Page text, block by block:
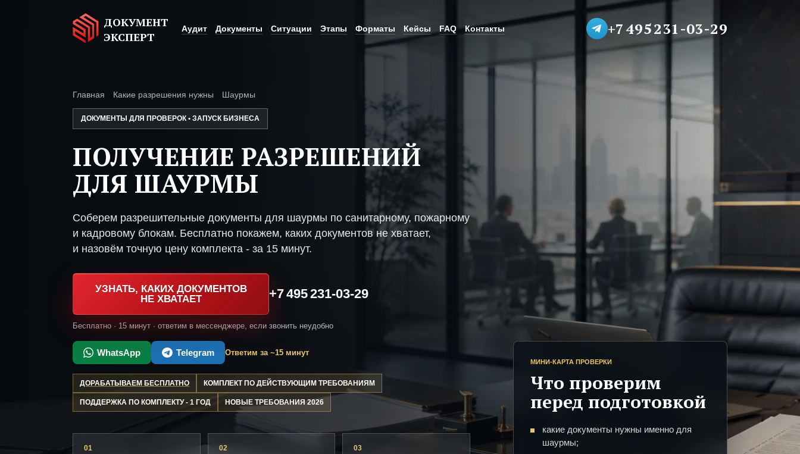
ДОКУМЕНТ
ЭКСПЕРТ
Аудит Документы Ситуации Этапы Форматы Кейсы FAQ Контакты +7 495 231-03-29
Главная Какие разрешения нужны Шаурмы
ДОКУМЕНТЫ ДЛЯ ПРОВЕРОК • ЗАПУСК БИЗНЕСА
ПОЛУЧЕНИЕ РАЗРЕШЕНИЙ
ДЛЯ ШАУРМЫ
Соберем разрешительные документы для шаурмы по санитарному, пожарному
и кадровому блокам. Бесплатно покажем, каких документов не хватает,
и назовём точную цену комплекта - за 15 минут.
УЗНАТЬ, КАКИХ ДОКУМЕНТОВ
НЕ ХВАТАЕТ
+7 495 231-03-29
Бесплатно · 15 минут · ответим в мессенджере, если звонить неудобно
WhatsApp Telegram Ответим за ~15 минут
ДОРАБАТЫВАЕМ БЕСПЛАТНО КОМПЛЕКТ ПО ДЕЙСТВУЮЩИМ ТРЕБОВАНИЯМ
ПОДДЕРЖКА ПО КОМПЛЕКТУ - 1 ГОД НОВЫЕ ТРЕБОВАНИЯ 2026
01 02 03
МИНИ-КАРТА ПРОВЕРКИ
Что проверим
перед подготовкой
какие документы нужны именно для
шаурмы;